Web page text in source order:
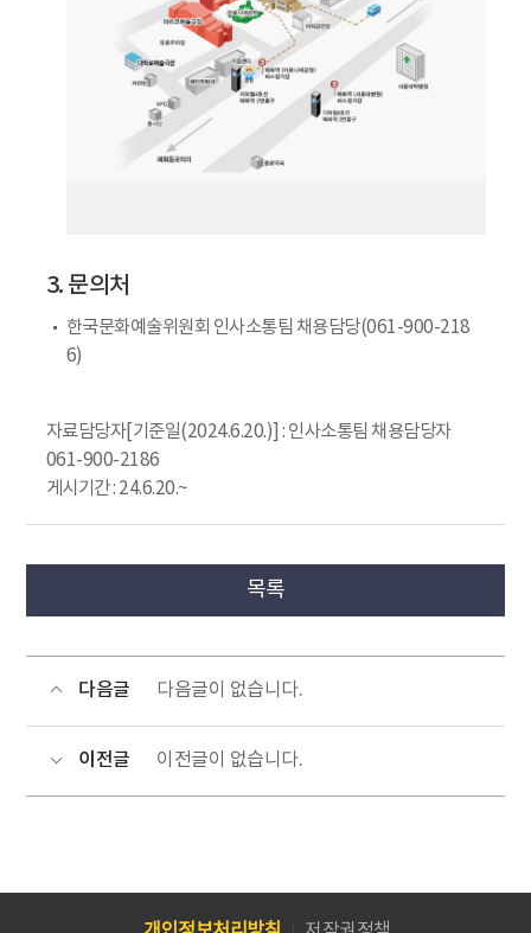
3. 문의처
한국문화예술위원회 인사소통팀 채용담당(061-900-218
6)
자료담당자[기준일(2024.6.20.)] : 인사소통팀 채용담당자
061-900-2186
게시기간 : 24.6.20.~
목록
다음글 다음글이 없습니다.
이전글 이전글이 없습니다.